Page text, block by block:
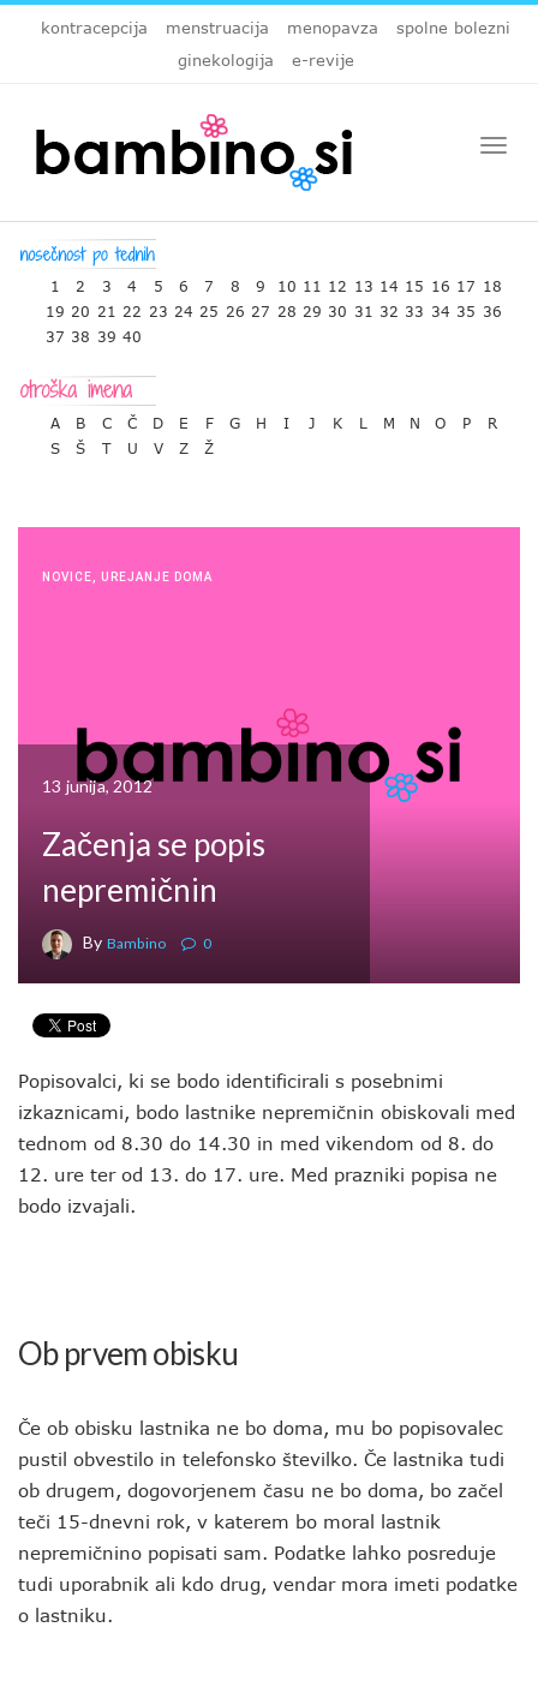
kontracepcija menstruacija menopavza
spolne bolezni
ginekologija
e-revije
1 2 3 4 5 6 7 8 9 10 11 12 13 14 15 16 17 18
19 20 21 22 23 24 25 26 27 28 29 30 31 32 33 34 35 36
37 38 39 40
A B C Č D E F G H I J K L M N O P
R
S
Š T U V Z Ž
NOVICE UREJANJE DOMA
13 junija, 2012
Začenja se popis
nepremičnin
By Bambino 0
Popisovalci, ki se bodo identificirali s posebnimi
izkaznicami, bodo lastnike nepremičnin obiskovali med
tednom od 8.30 do 14.30 in med vikendom od 8. do
12. ure ter od 13. do 17. ure. Med prazniki popisa ne
bodo izvajali.
Ob prvem obisku
Če ob obisku lastnika ne bo doma, mu bo popisovalec
pustil obvestilo in telefonsko številko. Če lastnika tudi
ob drugem, dogovorjenem času ne bo doma, bo začel
teči 15-dnevni rok, v katerem bo moral lastnik
nepremičnino popisati sam. Podatke lahko posreduje
tudi uporabnik ali kdo drug, vendar mora imeti podatke
o lastniku.